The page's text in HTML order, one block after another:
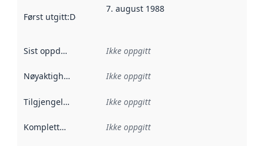
Først utgitt:Denne datoen sier når dataene i dette
7. august 1988
Sist oppdatert Ikke oppgitt
Nøyaktighet Ikke oppgitt
Tilgjengelighet Ikke oppgitt
Kompletthet Ikke oppgitt